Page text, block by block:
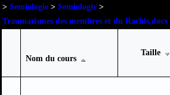
> Semiologie > Semiologie >
Traumatismes des membres et du Rachis.docx
Nom du cours
Taille